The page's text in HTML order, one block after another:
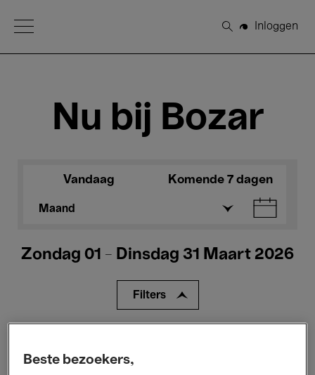
Open Menu
Zoeken
Inloggen
Nu bij Bozar
Vandaag Komende 7 dagen
Maand
Zondag 01 - Dinsdag 31 Maart 2026
Filters
Beste bezoekers,